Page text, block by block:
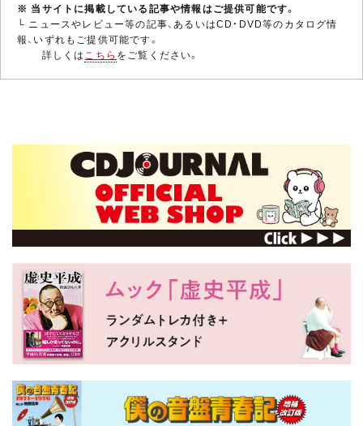
※ 当サイトに掲載している記事や情報はご提供可能です。
└ ニュースやレビュー等の記事、あるいはCD・DVD等のカタログ情
報、いずれもご提供可能です。
詳しくはこちら をご覧ください。